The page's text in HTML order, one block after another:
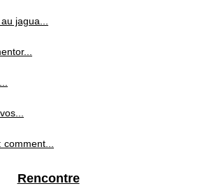
jagua...
Rencontre